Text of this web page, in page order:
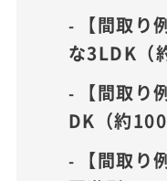
【間取
な3LDK（
【間取
DK（約100
【間取